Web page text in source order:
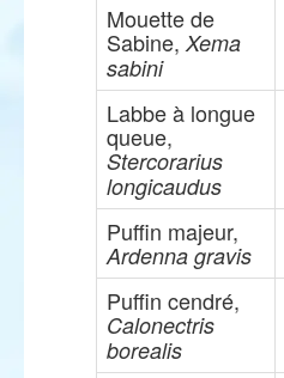
Mouette de
Sabine, Xema
sabini
Labbe à longue
queue,
Stercorarius
longicaudus
Puffin majeur,
Ardenna gravis
Puffin cendré,
Calonectris
borealis